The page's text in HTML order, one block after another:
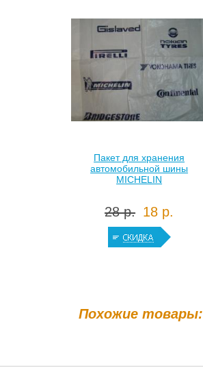
Похожие товары:
Пакет для хранения
автомобильной шины
MICHELIN
28 р. 18 р.